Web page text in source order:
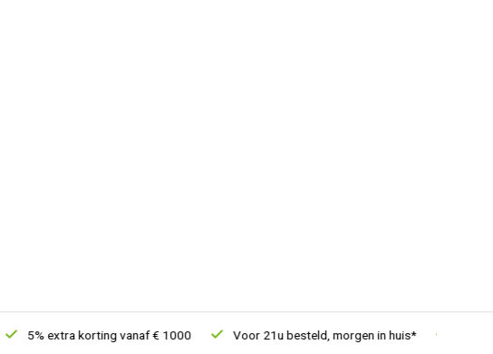
5% extra korting vanaf € 1000 Voor 21u besteld, morgen in huis* 30 dagen